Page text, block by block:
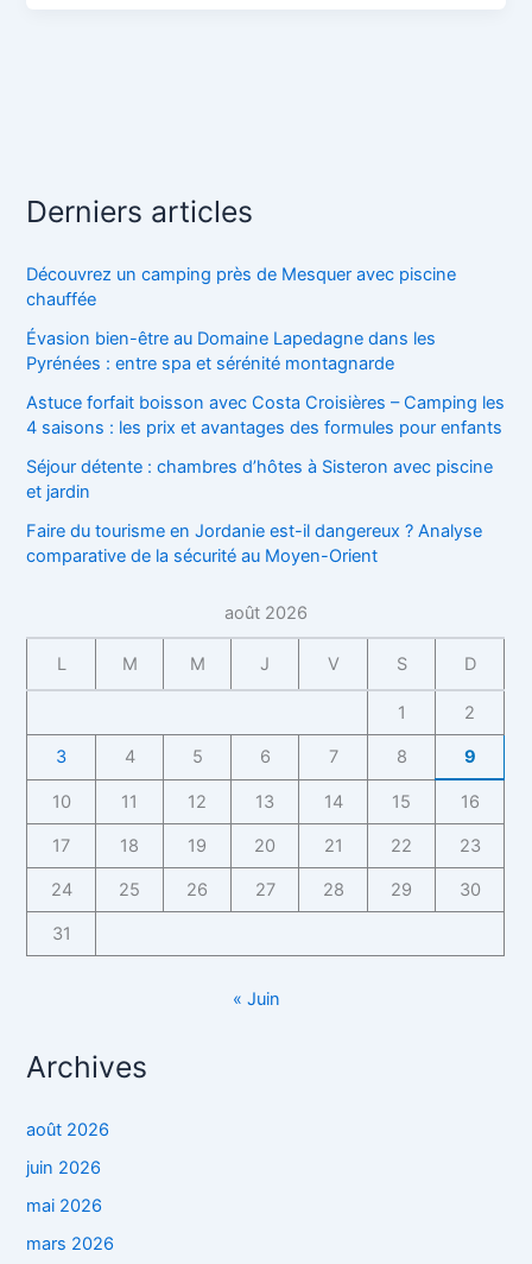
Derniers articles
Découvrez un camping près de Mesquer avec piscine
chauffée
Évasion bien-être au Domaine Lapedagne dans les
Pyrénées : entre spa et sérénité montagnarde
Astuce forfait boisson avec Costa Croisières – Camping les
4 saisons : les prix et avantages des formules pour enfants
Séjour détente : chambres d’hôtes à Sisteron avec piscine
et jardin
Faire du tourisme en Jordanie est-il dangereux ? Analyse
comparative de la sécurité au Moyen-Orient
août 2026
L M M J V S D
1 2
3 4 5 6 7 8 9
10 11 12 13 14 15 16
17 18 19 20 21 22 23
24 25 26 27 28 29 30
31
« Juin
Archives
août 2026
juin 2026
mai 2026
mars 2026